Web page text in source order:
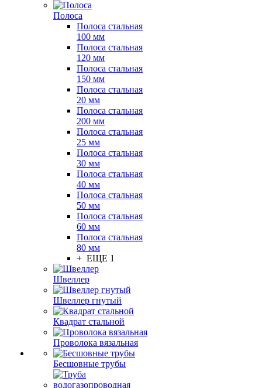
Полоса
Полоса стальная
100 мм
Полоса стальная
120 мм
Полоса стальная
150 мм
Полоса стальная
20 мм
Полоса стальная
200 мм
Полоса стальная
25 мм
Полоса стальная
30 мм
Полоса стальная
40 мм
Полоса стальная
50 мм
Полоса стальная
60 мм
Полоса стальная
80 мм
+ ЕЩЕ 1
Швеллер
Швеллер гнутый
Квадрат стальной
Проволока вязальная
Бесшовные трубы